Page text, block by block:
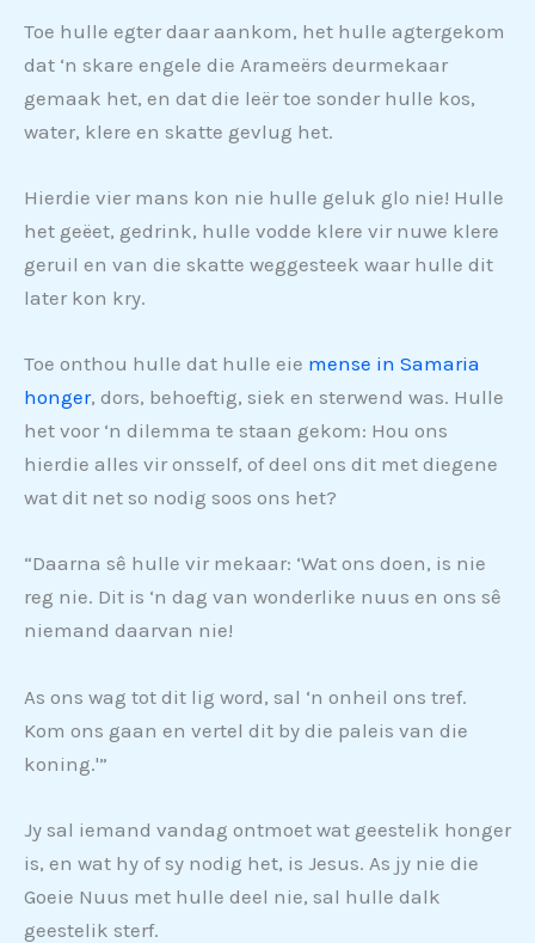
Toe hulle egter daar aankom, het hulle agtergekom
dat ‘n skare engele die Arameërs deurmekaar
gemaak het, en dat die leër toe sonder hulle kos,
water, klere en skatte gevlug het.
Hierdie vier mans kon nie hulle geluk glo nie! Hulle
het geëet, gedrink, hulle vodde klere vir nuwe klere
geruil en van die skatte weggesteek waar hulle dit
later kon kry.
Toe onthou hulle dat hulle eie mense in Samaria
honger, dors, behoeftig, siek en sterwend was. Hulle
het voor ‘n dilemma te staan gekom: Hou ons
hierdie alles vir onsself, of deel ons dit met diegene
wat dit net so nodig soos ons het?
“Daarna sê hulle vir mekaar: ‘Wat ons doen, is nie
reg nie. Dit is ‘n dag van wonderlike nuus en ons sê
niemand daarvan nie!
As ons wag tot dit lig word, sal ‘n onheil ons tref.
Kom ons gaan en vertel dit by die paleis van die
koning.'”
Jy sal iemand vandag ontmoet wat geestelik honger
is, en wat hy of sy nodig het, is Jesus. As jy nie die
Goeie Nuus met hulle deel nie, sal hulle dalk
geestelik sterf.